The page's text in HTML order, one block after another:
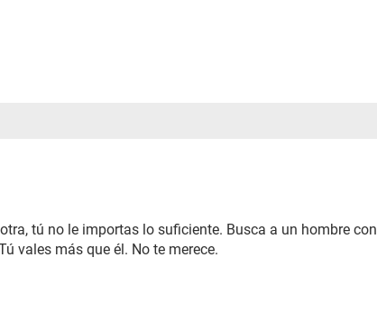
tú no le importas lo suficiente. Busca a un hombre con
vales más que él. No te merece.